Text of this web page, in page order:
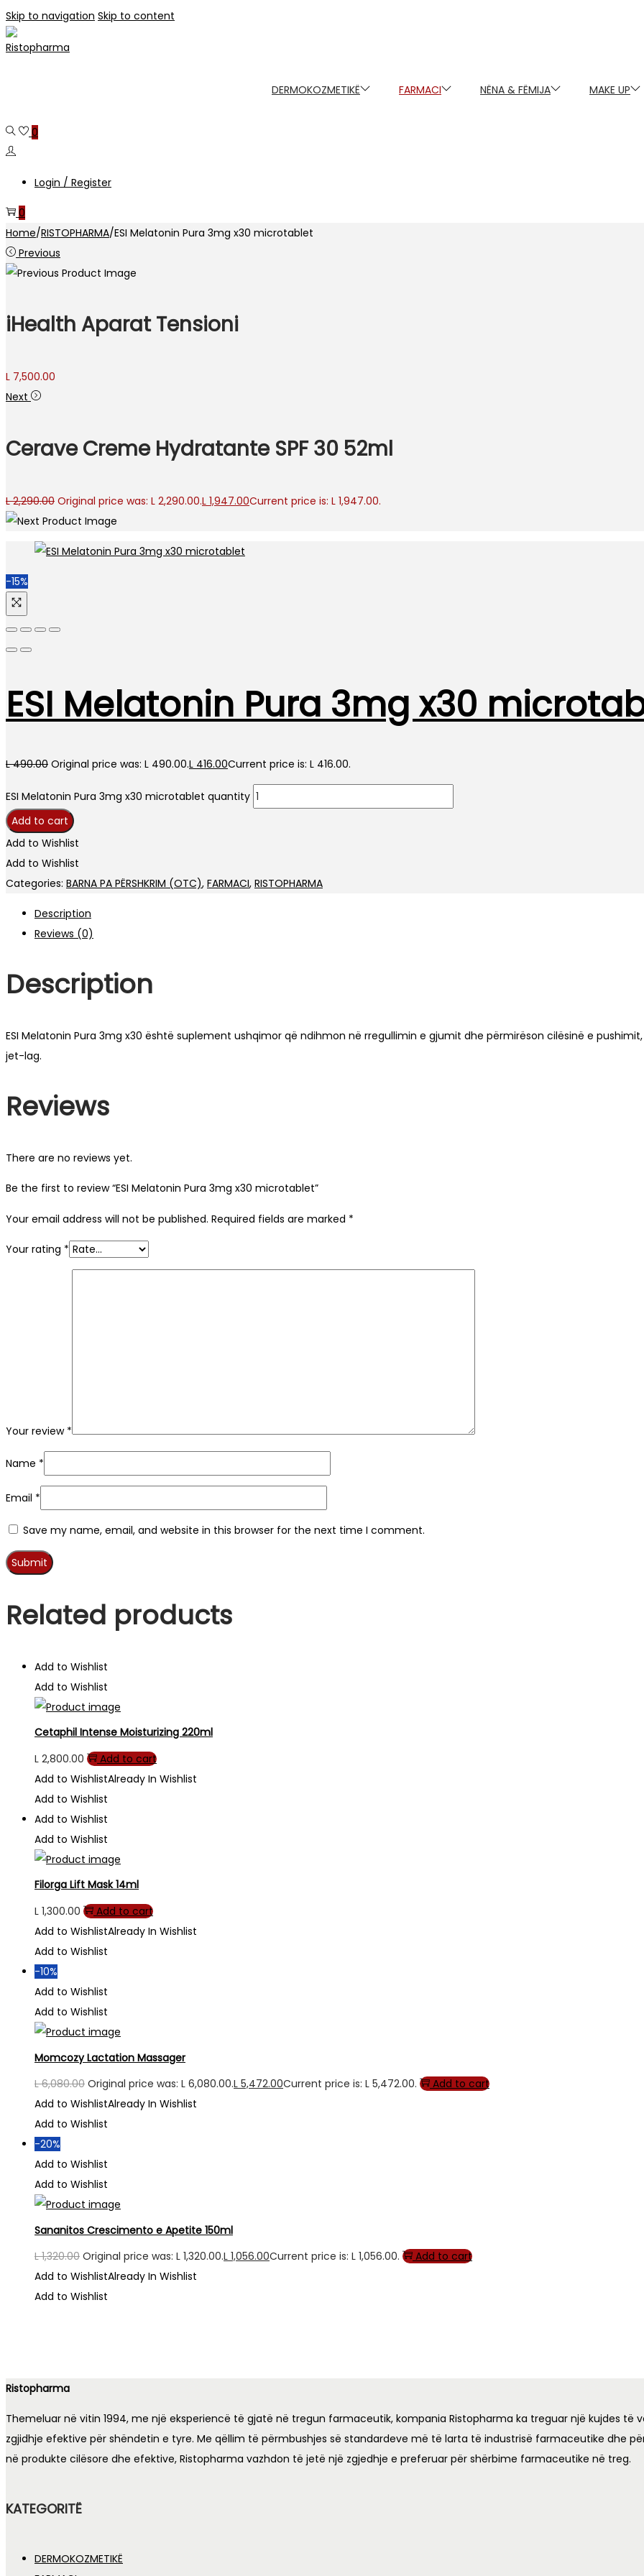
Skip to navigation Skip to content
DERMOKOZMETIKË FARMACI NËNA & FËMIJA MAKE UP
0
Login / Register
0
Home/RISTOPHARMA/ESI Melatonin Pura 3mg x30 microtablet
Previous
iHealth Aparat Tensioni
L 7,500.00
Next
Cerave Creme Hydratante SPF 30 52ml
L2,290.00 Original price was: L 2,290.00.L 1,947.00Current price is: L 1,947.00.
-15%
ESI Melatonin Pura 3mg x30
L490.00 Original price was: L 490.00.L 416.00Current price is: L 416.00.
ESI Melatonin Pura 3mg x30 microtablet quantity
Add to cart
Add to Wishlist
Add to Wishlist
Categories: BARNA PA PËRSHKRIM (OTC), FARMACI, RISTOPHARMA
Description
Reviews (0)
Description
ESI Melatonin Pura 3mg x30 është suplement ushqimor që ndihmon në rregullimin e gjumit dhe përmirëson cilësinë e
jet-lag.
Reviews
There are no reviews yet.
Be the first to review “ESI Melatonin Pura 3mg x30 microtablet”
Your email address will not be published. Required fields are marked *
Your rating *
Your review *
Name *
Email *
Save my name, email, and website in this browser for the next time I comment.
Related products
Add to Wishlist
Add to Wishlist
Cetaphil Intense Moisturizing 220ml
L 2,800.00
Add to cart
Add to WishlistAlready In Wishlist
Add to Wishlist
Add to Wishlist
Add to Wishlist
Filorga Lift Mask 14ml
L 1,300.00
Add to cart
Add to WishlistAlready In Wishlist
Add to Wishlist
-10%
Add to Wishlist
Add to Wishlist
Momcozy Lactation Massager
L6,080.00 Original price was: L 6,080.00.L 5,472.00Current price is: L 5,472.00.
Add to cart
Add to WishlistAlready In Wishlist
Add to Wishlist
-20%
Add to Wishlist
Add to Wishlist
Sananitos Crescimento e Apetite 150ml
L1,320.00 Original price was: L 1,320.00.L 1,056.00Current price is: L 1,056.00.
Add to cart
Add to WishlistAlready In Wishlist
Add to Wishlist
Ristopharma
Themeluar në vitin 1994, me një eksperiencë të gjatë në tregun farmaceutik, kompania Ristopharma ka treguar një kujdes të
zgjidhje efektive për shëndetin e tyre. Me qëllim të përmbushjes së standardeve më të larta të industrisë farmaceutike dhe
në produkte cilësore dhe efektive, Ristopharma vazhdon të jetë një zgjedhje e preferuar për shërbime farmaceutike në treg.
KATEGORITË
DERMOKOZMETIKË